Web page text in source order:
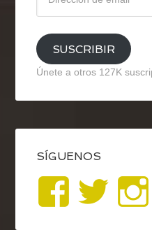
email
SUSCRIBIR
Únete a otros 127K
SÍGUENOS
Ver